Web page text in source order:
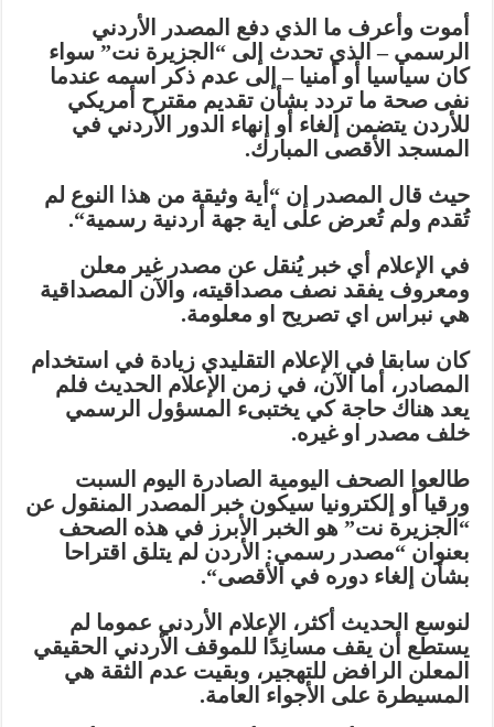
أموت وأعرف ما الذي دفع المصدر الأردني
الرسمي – الذي تحدث إلى “الجزيرة نت” سواء
كان سياسيا أو أمنيا – إلى عدم ذكر اسمه عندما
نفى صحة ما تردد بشأن تقديم مقترح أمريكي
للأردن يتضمن إلغاء أو إنهاء الدور الأردني في
المسجد الأقصى المبارك.
حيث قال المصدر إن “أية وثيقة من هذا النوع لم
تُقدم ولم تُعرض على أية جهة أردنية رسمية“.
في الإعلام أي خبر يُنقل عن مصدر غير معلن
ومعروف يفقد نصف مصداقيته، والآن المصداقية
هي نبراس اي تصريح او معلومة.
كان سابقا في الإعلام التقليدي زيادة في استخدام
المصادر، أما الآن، في زمن الإعلام الحديث فلم
يعد هناك حاجة كي يختبىء المسؤول الرسمي
خلف مصدر او غيره.
طالعوا الصحف اليومية الصادرة اليوم السبت
ورقيا أو إلكترونيا سيكون خبر المصدر المنقول عن
“الجزيرة نت” هو الخبر الأبرز في هذه الصحف
بعنوان “مصدر رسمي: الأردن لم يتلق اقتراحا
بشأن إلغاء دوره في الأقصى“.
لنوسع الحديث أكثر، الإعلام الأردني عموما لم
يستطع أن يقف مسانِدًا للموقف الأردني الحقيقي
المعلن الرافض للتهجير، وبقيت عدم الثقة هي
المسيطرة على الأجواء العامة.